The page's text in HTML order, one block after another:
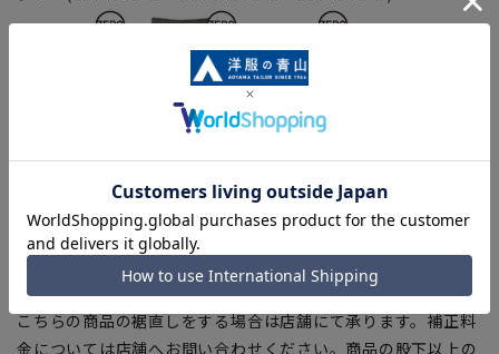
※上記該当商品は在庫切れの場合がございます。
【お直しについて】
こちらの商品の裾直しをする場合は店舗にて承ります。補正料
金については店舗へお問い合わせください。商品の股下以上の